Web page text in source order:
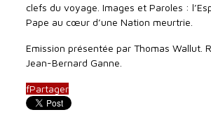
clefs du voyage. Images et Paroles :
Pape au cœur d’une Nation meurtrie.
Emission présentée par Thomas Wallut.
Jean-Bernard Ganne.
fPartager